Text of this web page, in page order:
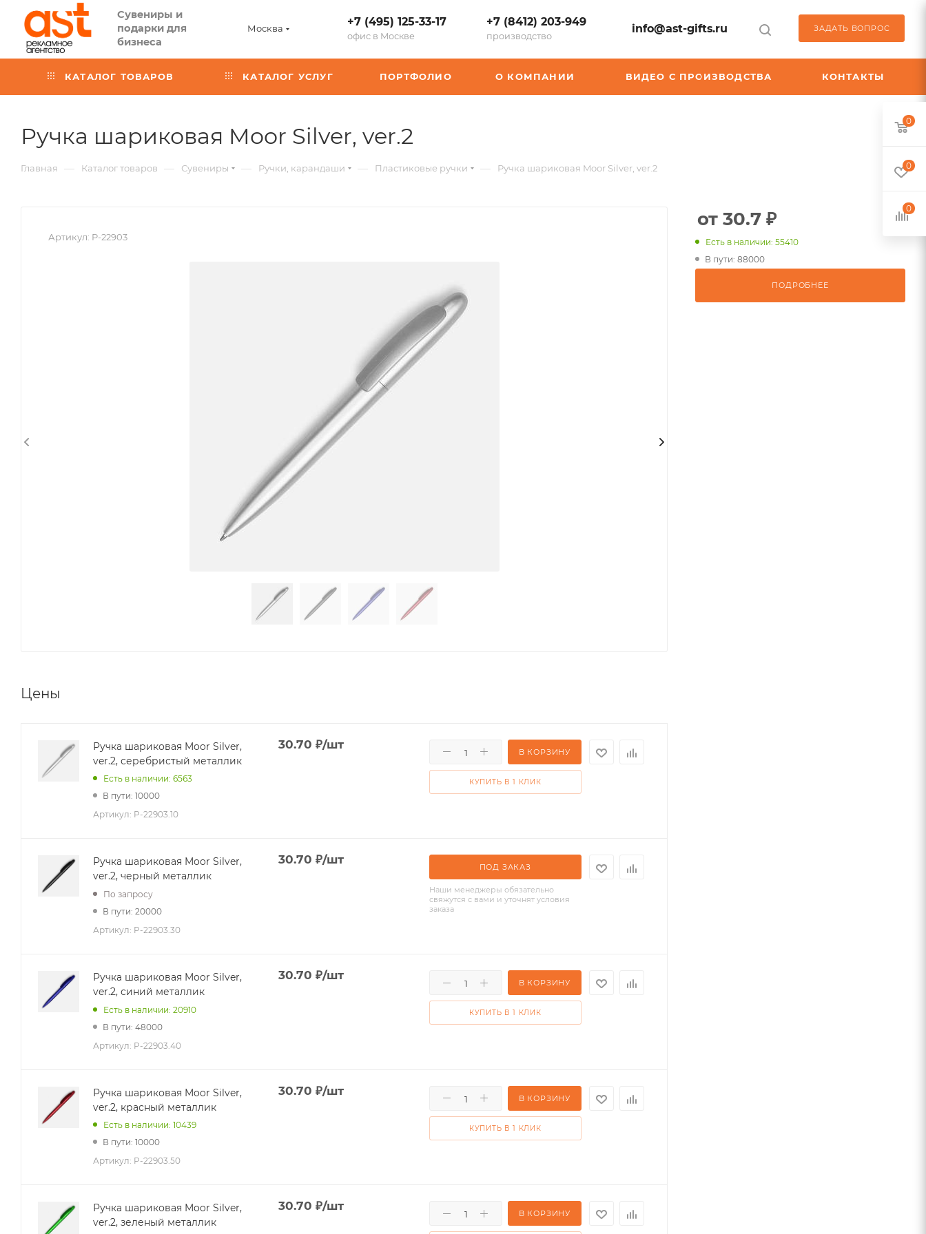
Сувениры и
подарки для
бизнеса
Москва +7 (495) 125-33-17
офис в Москве
+7 (8412) 203-949
производство
info@ast-gifts.ru ЗАДАТЬ ВОПРОС
КАТАЛОГ ТОВАРОВ КАТАЛОГ УСЛУГ ПОРТФОЛИО О КОМПАНИИ ВИДЕО С ПРОИЗВОДСТВА КОНТАКТЫ
Ручка шариковая Moor Silver, ver.2
арт.:
Главная — Каталог товаров — Сувениры — Ручки, карандаши — Пластиковые ручки — Ручка шариковая Moor Silver, ver.2
Артикул: P-22903
Цены
Ручка шариковая Moor Silver,
ver.2, серебристый металлик
Есть в наличии: 6563
В пути: 10000
Артикул: P-22903.10
30.70 ₽/шт
В КОРЗИНУ
КУПИТЬ В 1 КЛИК
Ручка шариковая Moor Silver,
ver.2, черный металлик
По запросу
В пути: 20000
Артикул: P-22903.30
30.70 ₽/шт
ПОД ЗАКАЗ
Наши менеджеры обязательно
свяжутся с вами и уточнят условия
заказа
Ручка шариковая Moor Silver,
ver.2, синий металлик
Есть в наличии: 20910
В пути: 48000
Артикул: P-22903.40
30.70 ₽/шт
В КОРЗИНУ
КУПИТЬ В 1 КЛИК
Ручка шариковая Moor Silver,
ver.2, красный металлик
Есть в наличии: 10439
В пути: 10000
Артикул: P-22903.50
30.70 ₽/шт
В КОРЗИНУ
КУПИТЬ В 1 КЛИК
Ручка шариковая Moor Silver,
ver.2, зеленый металлик
30.70 ₽/шт
В КОРЗИНУ
от 30.7 ₽
Есть в наличии: 55410
В пути: 88000
ПОДРОБНЕЕ
0
0
0